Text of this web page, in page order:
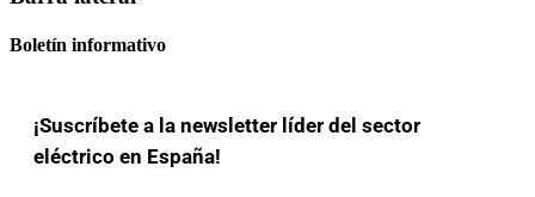
Boletín informativo
¡Suscríbete a la newsletter líder del sector
eléctrico en España!